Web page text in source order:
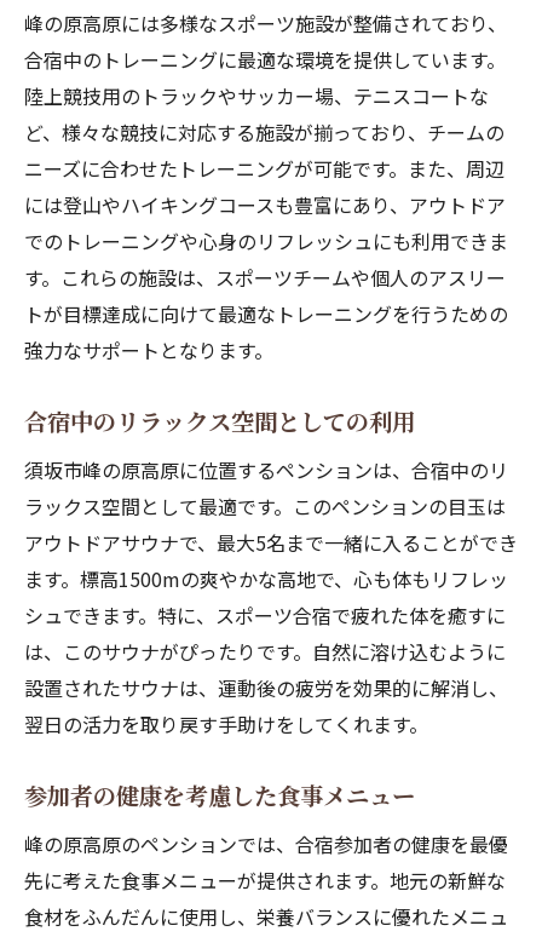
峰の原高原には多様なスポーツ施設が整備されており、
合宿中のトレーニングに最適な環境を提供しています。
陸上競技用のトラックやサッカー場、テニスコートな
ど、様々な競技に対応する施設が揃っており、チームの
ニーズに合わせたトレーニングが可能です。また、周辺
には登山やハイキングコースも豊富にあり、アウトドア
でのトレーニングや心身のリフレッシュにも利用できま
す。これらの施設は、スポーツチームや個人のアスリー
トが目標達成に向けて最適なトレーニングを行うための
強力なサポートとなります。
合宿中のリラックス空間としての利用
須坂市峰の原高原に位置するペンションは、合宿中のリ
ラックス空間として最適です。このペンションの目玉は
アウトドアサウナで、最大5名まで一緒に入ることができ
ます。標高1500mの爽やかな高地で、心も体もリフレッ
シュできます。特に、スポーツ合宿で疲れた体を癒すに
は、このサウナがぴったりです。自然に溶け込むように
設置されたサウナは、運動後の疲労を効果的に解消し、
翌日の活力を取り戻す手助けをしてくれます。
参加者の健康を考慮した食事メニュー
峰の原高原のペンションでは、合宿参加者の健康を最優
先に考えた食事メニューが提供されます。地元の新鮮な
食材をふんだんに使用し、栄養バランスに優れたメニュ